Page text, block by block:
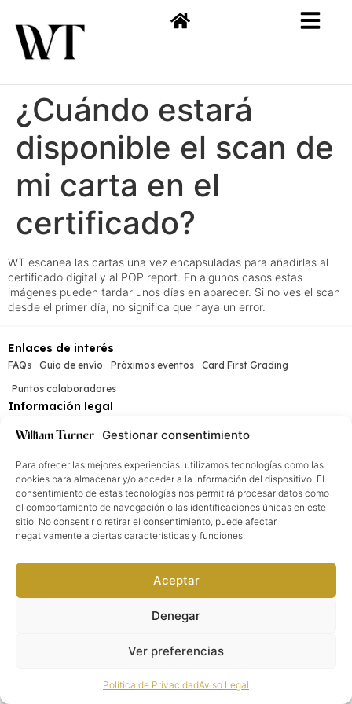
Gestionar consentimiento
Para ofrecer las mejores experiencias, utilizamos tecnologías como las
cookies para almacenar y/o acceder a la información del dispositivo. El
consentimiento de estas tecnologías nos permitirá procesar datos como
el comportamiento de navegación o las identificaciones únicas en este
sitio. No consentir o retirar el consentimiento, puede afectar
negativamente a ciertas características y funciones.
Aceptar
Denegar
Ver preferencias
Política de PrivacidadAviso Legal
¿Cuándo estará
disponible el scan de
mi carta en el
certificado?
WT escanea las cartas una vez encapsuladas para añadirlas al
certificado digital y al POP report. En algunos casos estas
imágenes pueden tardar unos días en aparecer. Si no ves el scan
desde el primer día, no significa que haya un error.
Enlaces de interés
FAQs Guía de envío Próximos eventos
Card First Grading
Puntos colaboradores
Información legal
William Turner®. Todos los derechos reservados2026